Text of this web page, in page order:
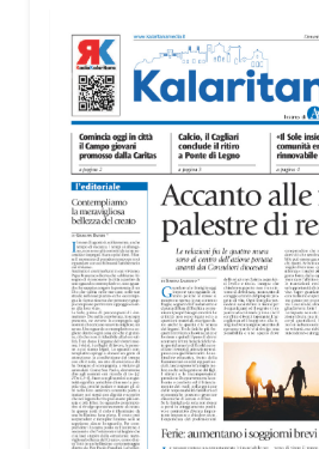
con disabilità nelle attività
centri di accoglienza per
contribuiscono anche alla cura
«Prendersi cura degli ambienti
accoglienza e dignità»,
Adimari.
Tra i partecipanti anche i
accanto agli anziani della casa
«Un’esperienza di crescita
rafforza la vocazione al
Cristiano Pani.
Il programma dedica spazio
pace e della cooperazione nel